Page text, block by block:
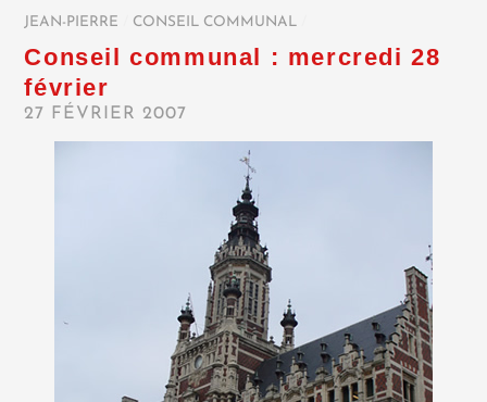
JEAN-PIERRE CONSEIL COMMUNAL
Conseil communal : mercredi 28
février
27 FÉVRIER 2007